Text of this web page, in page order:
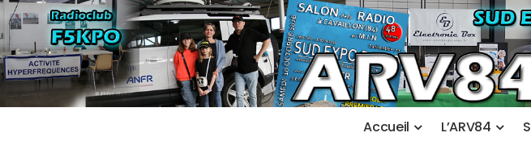
Aller
au
contenu
Accueil L’ARV84 S